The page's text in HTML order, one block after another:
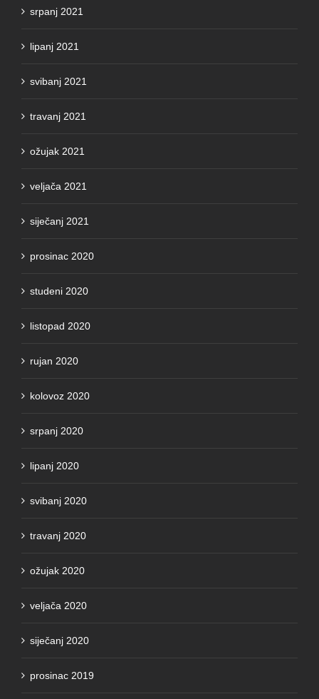
srpanj 2021
lipanj 2021
svibanj 2021
travanj 2021
ožujak 2021
veljača 2021
siječanj 2021
prosinac 2020
studeni 2020
listopad 2020
rujan 2020
kolovoz 2020
srpanj 2020
lipanj 2020
svibanj 2020
travanj 2020
ožujak 2020
veljača 2020
siječanj 2020
prosinac 2019